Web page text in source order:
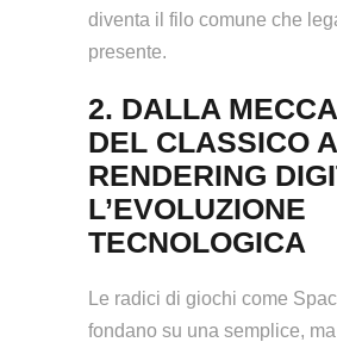
diventa il filo comune che
presente.
2. DALLA
DEL CLASSICO
RENDERING
L’EVOLUZIONE
TECNOLOGICA
Le radici di giochi come
fondano su una semplice,